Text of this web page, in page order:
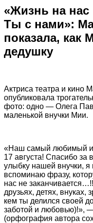
«Жизнь на нас
Ты с нами»:
показала, как
дедушку
Актриса театра и кино
опубликовала
фото: одно — Олега
маленькой внучки Мии.
«Наш самый любимый и
17 августа! Спасибо
улыбку нашей внучки, я
вспоминаю фразу,
нас не
друзьях, детях, внуках,
кем ты делился своей
заботой и любовью)!»,
(орфография автора